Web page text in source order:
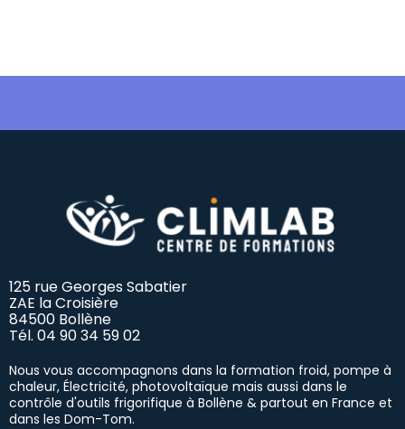
125 rue Georges Sabatier
ZAE la Croisière
84500 Bollène
Tél. 04 90 34 59 02
Nous vous accompagnons dans la formation froid, pompe à
chaleur, Électricité, photovoltaïque mais aussi dans le
contrôle d'outils frigorifique à Bollène & partout en France et
dans les Dom-Tom.